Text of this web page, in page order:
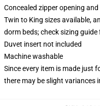
Concealed zipper opening
Twin to King sizes available,
dorm beds; check sizing
Duvet insert not included
Machine washable
Since every item is made just
there may be slight variances